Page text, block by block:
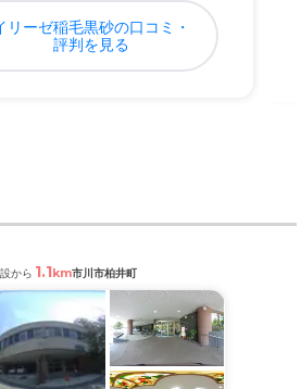
リーゼ稲毛黒砂の口コミ・
評判を見る
から 1.1km市川市柏井町